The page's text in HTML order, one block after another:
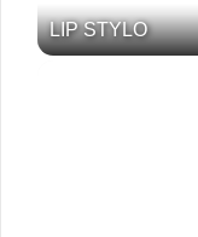
LIP STYLO